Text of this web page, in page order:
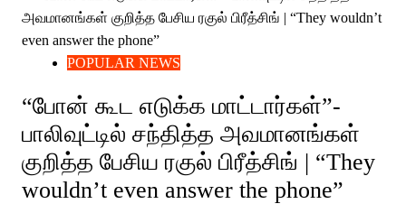
POPULAR NEWS
“போன் கூட எடுக்க மாட்டார்கள்”-
பாலிவுட்டில் சந்தித்த அவமானங்கள்
குறித்த பேசிய ரகுல் பிரீத்சிங் | “They
wouldn’t even answer the phone”